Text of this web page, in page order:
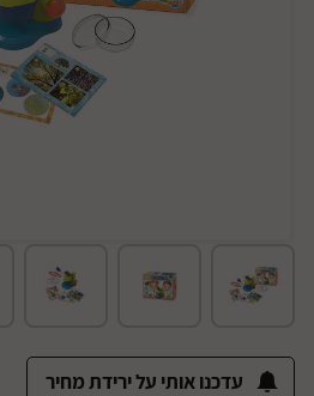
עדכנו אותי על ירידת מחיר